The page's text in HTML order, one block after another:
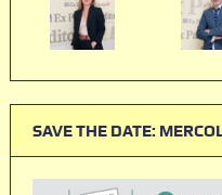
SAVE THE DATE: